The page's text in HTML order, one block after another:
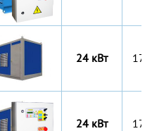
24 кВт
24 кВт